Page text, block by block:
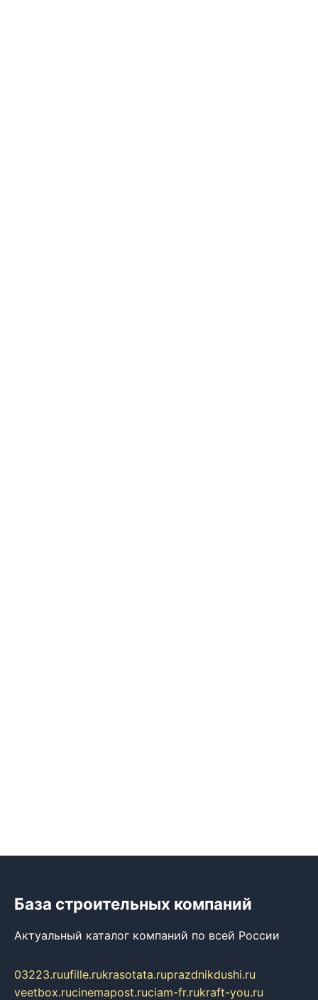
База строительных компаний
Актуальный каталог компаний по всей России
03223.ruufille.rukrasotata.ruprazdnikdushi.ru
veetbox.rucinemapost.ruciam-fr.rukraft-you.ru